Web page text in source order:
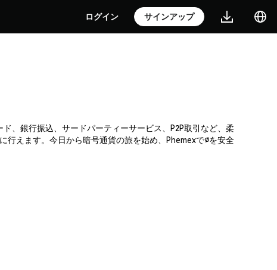
ログイン サインアップ
、銀行振込、サードパーティーサービス、P2P取引など、柔
行えます。今日から暗号通貨の旅を始め、Phemexで∅を安全